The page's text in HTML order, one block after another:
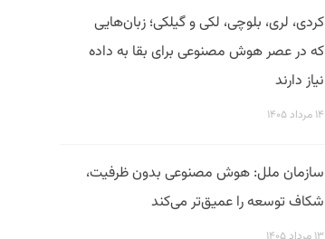
کردی، لری، بلوچی، لکی و گیلکی؛ زبان‌هایی
که در عصر هوش مصنوعی برای بقا به داده
نیاز دارند
۱۴ مرداد ۱۴۰۵
سازمان ملل: هوش مصنوعی بدون ظرفیت،
شکاف توسعه را عمیق‌تر می‌کند